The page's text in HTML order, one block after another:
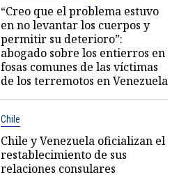
“Creo que el problema estuvo
en no levantar los cuerpos y
permitir su deterioro”:
abogado sobre los entierros en
fosas comunes de las víctimas
de los terremotos en Venezuela
Chile
Chile y Venezuela oficializan el
restablecimiento de sus
relaciones consulares